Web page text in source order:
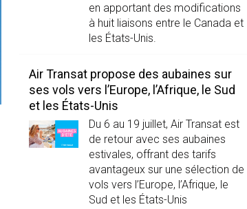
en apportant des modifications
à huit liaisons entre le Canada et
les États-Unis.
Air Transat propose des aubaines sur
ses vols vers l’Europe, l’Afrique, le Sud
et les États-Unis
Du 6 au 19 juillet, Air Transat est
de retour avec ses aubaines
estivales, offrant des tarifs
avantageux sur une sélection de
vols vers l’Europe, l’Afrique, le
Sud et les États-Unis